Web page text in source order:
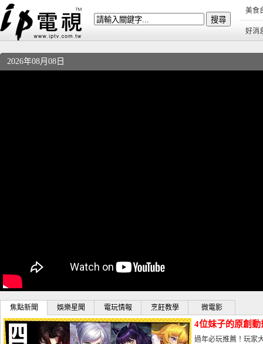
美食
好消
2026年08月08日
焦點新聞 娛樂星聞 電玩情報 烹飪教學 微電影
4位妹子的原創
曝光_電玩宅速配
過年必玩推薦！玩家